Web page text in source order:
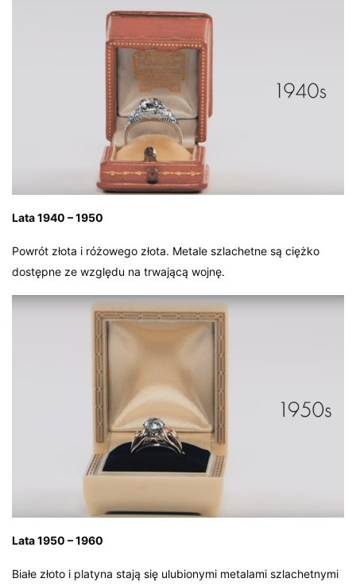
Lata 1940 – 1950
Powrót złota i różowego złota. Metale szlachetne są ciężko
dostępne ze względu na trwającą wojnę.
Lata 1950 – 1960
Białe złoto i platyna stają się ulubionymi metalami szlachetnymi